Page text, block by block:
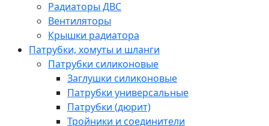
Радиаторы ДВС
Вентиляторы
Крышки радиатора
Патрубки, хомуты и шланги
Патрубки силиконовые
Заглушки силиконовые
Патрубки универсальные
Патрубки (дюрит)
Тройники и соединители